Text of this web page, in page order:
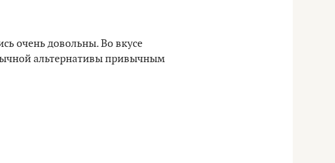
очень довольны. Во вкусе
альтернативы привычным